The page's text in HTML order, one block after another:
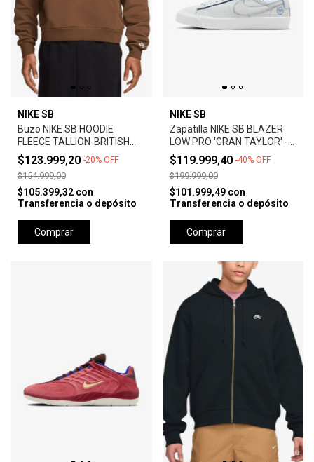
NIKE SB
Buzo NIKE SB HOODIE
FLEECE TALLION-BRITISH
TAN
$123.999,20 -20% OFF
$154.999,00
$105.399,32 con
Transferencia o depósito
Comprar
NIKE SB
Zapatilla NIKE SB BLAZER
LOW PRO 'GRAN TAYLOR' -
SUMMIT WHITE
$119.999,40 -40% OFF
$199.999,00
$101.999,49 con
Transferencia o depósito
Comprar